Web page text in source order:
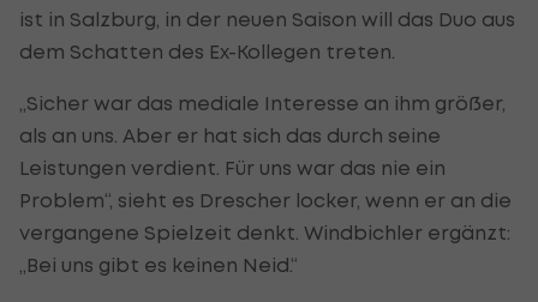
ist in Salzburg, in der neuen Saison will das Duo aus
dem Schatten des Ex-Kollegen treten.
„Sicher war das mediale Interesse an ihm größer,
als an uns. Aber er hat sich das durch seine
Leistungen verdient. Für uns war das nie ein
Problem“, sieht es Drescher locker, wenn er an die
vergangene Spielzeit denkt. Windbichler ergänzt:
„Bei uns gibt es keinen Neid.“